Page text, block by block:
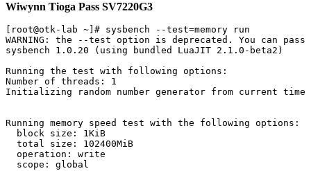
Wiwynn Tioga Pass SV7220G3
[root@otk-lab ~]# sysbench --test=memory run
WARNING: the --test option is deprecated. You can
sysbench 1.0.20 (using bundled LuaJIT 2.1.0-beta2)
Running the test with following options:
Number of threads: 1
Initializing random number generator from current time
Running memory speed test with the following options:
  block size: 1KiB
  total size: 102400MiB
  operation: write
  scope: global